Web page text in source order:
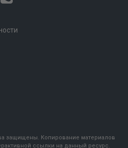
защищены. Копирование материалов
ссылки на данный ресурс.